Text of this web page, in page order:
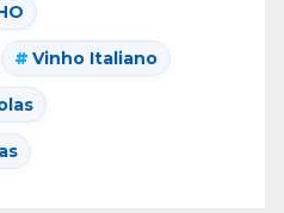
Vinho Italiano